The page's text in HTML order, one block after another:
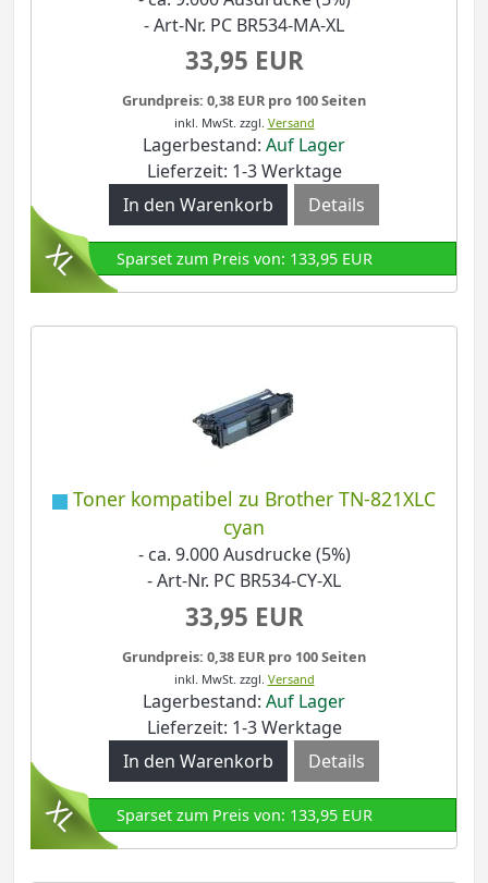
- Art-Nr. PC BR534-MA-XL
33,95 EUR
Grundpreis: 0,38 EUR pro 100 Seiten
inkl. MwSt. zzgl. Versand
Lagerbestand: Auf Lager
Lieferzeit: 1-3 Werktage
Details
Sparset zum Preis von: 133,95 EUR
Toner kompatibel zu Brother TN-821XLC
cyan
- ca. 9.000 Ausdrucke (5%)
- Art-Nr. PC BR534-CY-XL
33,95 EUR
Grundpreis: 0,38 EUR pro 100 Seiten
inkl. MwSt. zzgl. Versand
Lagerbestand: Auf Lager
Lieferzeit: 1-3 Werktage
Details
Sparset zum Preis von: 133,95 EUR